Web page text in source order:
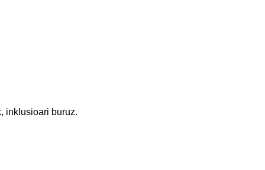
inklusioari buruz.